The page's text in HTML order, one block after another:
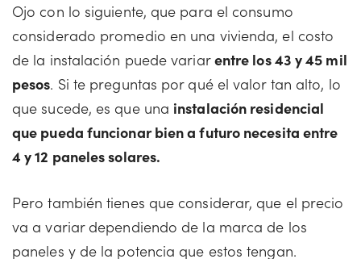
Ojo con lo siguiente, que para el consumo
considerado promedio en una vivienda, el costo
de la instalación puede variarentre los 43 y 45 mil
pesos. Si te preguntas por qué el valor tan alto, lo
que sucede, es que una instalación residencial
que pueda funcionar bien a futuro necesita entre
4 y 12 paneles solares.
Pero también tienes que considerar, que el precio
va a variar dependiendo de la marca de los
paneles y de la potencia que estos tengan.